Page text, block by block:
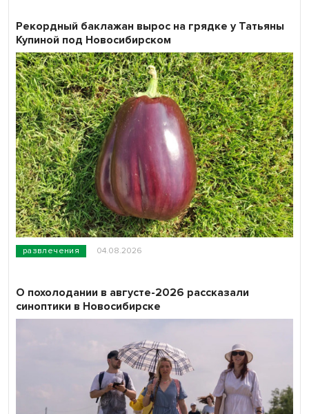
развлечения 04.08.2026
Рекордный баклажан вырос на грядке у Татьяны
Купиной под Новосибирском
О похолодании в августе-2026 рассказали
синоптики в Новосибирске